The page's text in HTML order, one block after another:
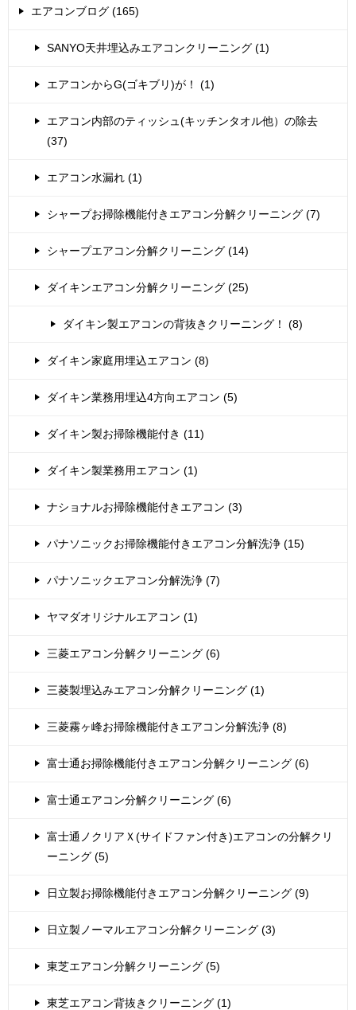
エアコンブログ (165)
SANYO天井埋込みエアコンクリーニング (1)
エアコンからG(ゴキブリ)が！ (1)
エアコン内部のティッシュ(キッチンタオル他）の除去
(37)
エアコン水漏れ (1)
シャープお掃除機能付きエアコン分解クリーニング (7)
シャープエアコン分解クリーニング (14)
ダイキンエアコン分解クリーニング (25)
ダイキン製エアコンの背抜きクリーニング！ (8)
ダイキン家庭用埋込エアコン (8)
ダイキン業務用埋込4方向エアコン (5)
ダイキン製お掃除機能付き (11)
ダイキン製業務用エアコン (1)
ナショナルお掃除機能付きエアコン (3)
パナソニックお掃除機能付きエアコン分解洗浄 (15)
パナソニックエアコン分解洗浄 (7)
ヤマダオリジナルエアコン (1)
三菱エアコン分解クリーニング (6)
三菱製埋込みエアコン分解クリーニング (1)
三菱霧ヶ峰お掃除機能付きエアコン分解洗浄 (8)
富士通お掃除機能付きエアコン分解クリーニング (6)
富士通エアコン分解クリーニング (6)
富士通ノクリアＸ(サイドファン付き)エアコンの分解クリ
ーニング (5)
日立製お掃除機能付きエアコン分解クリーニング (9)
日立製ノーマルエアコン分解クリーニング (3)
東芝エアコン分解クリーニング (5)
東芝エアコン背抜きクリーニング (1)